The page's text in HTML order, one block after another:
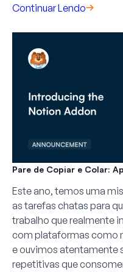
Continuar Lendo
Pare de Copiar e Colar:
Este ano, temos uma
as tarefas chatas para
trabalho que realmente
com plataformas como
e ouvimos atentamente
repetitivas que